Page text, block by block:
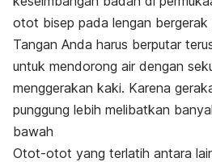
otot bisep pada lengan bergerak
Tangan Anda harus berputar
untuk mendorong air dengan
menggerakan kaki. Karena
punggung lebih melibatkan
bawah
Otot-otot yang terlatih antara